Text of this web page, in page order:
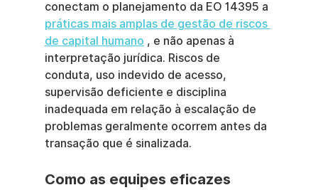
conectam o planejamento da EO 14395 a
práticas mais amplas de gestão de riscos
de capital humano , e não apenas à
interpretação jurídica. Riscos de
conduta, uso indevido de acesso,
supervisão deficiente e disciplina
inadequada em relação à escalação de
problemas geralmente ocorrem antes da
transação que é sinalizada.
Como as equipes eficazes